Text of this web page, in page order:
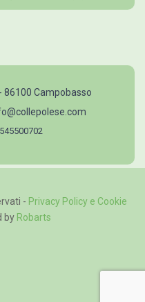
86100 Campobasso
- Privacy Policy e Cookie
by Robarts